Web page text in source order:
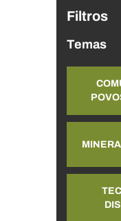
Filtros
Temas